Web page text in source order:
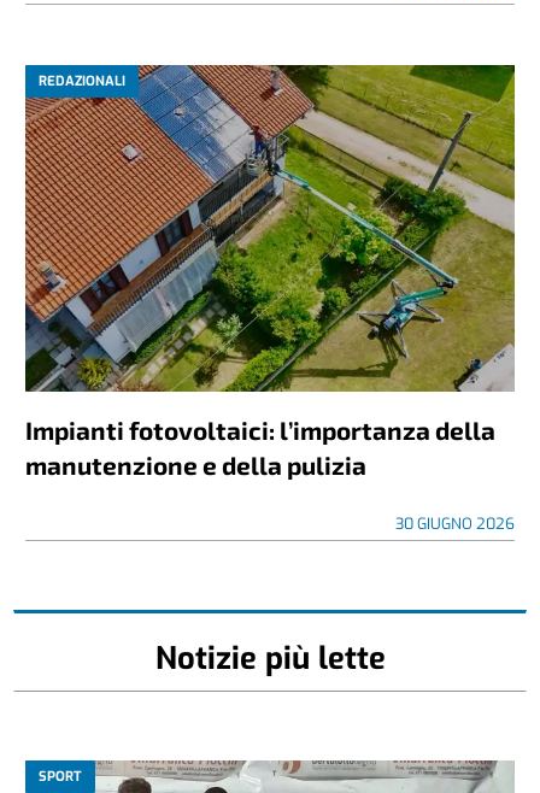
REDAZIONALI
Impianti fotovoltaici: l’importanza della
manutenzione e della pulizia
30 GIUGNO 2026
Notizie più lette
SPORT